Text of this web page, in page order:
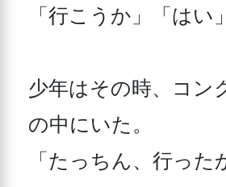
「行こうか」「はい」
少年はその時、コン
の中にいた。
「たっちん、行った